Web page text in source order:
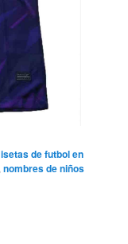
de futbol en
,nombres de niños